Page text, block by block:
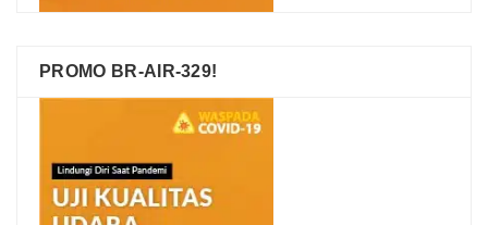
PROMO BR-AIR-329!